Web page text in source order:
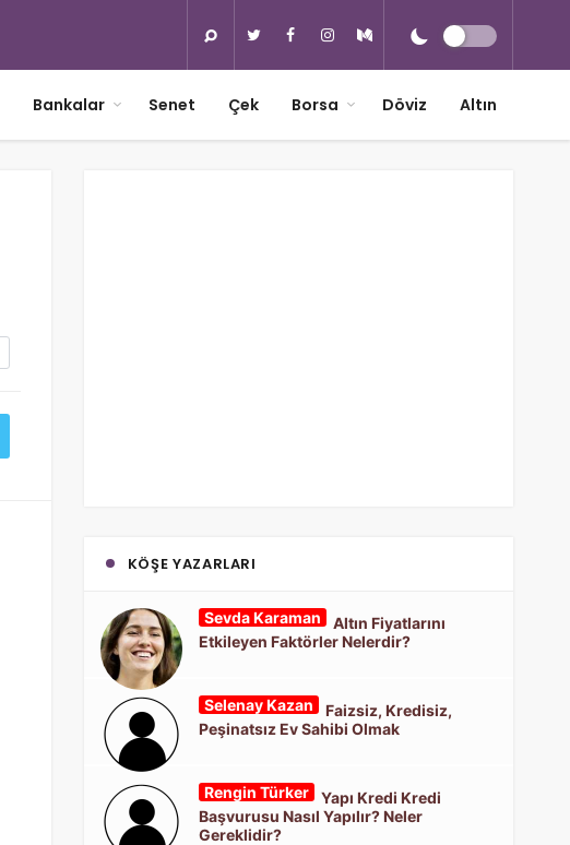
Bankalar Senet Çek Borsa Döviz Altın
KÖŞE YAZARLARI
Sevda Karaman
Altın Fiyatlarını
Etkileyen Faktörler Nelerdir?
Selenay Kazan
Faizsiz, Kredisiz,
Peşinatsız Ev Sahibi Olmak
Rengin Türker
Yapı Kredi Kredi
Başvurusu Nasıl Yapılır? Neler
Gereklidir?